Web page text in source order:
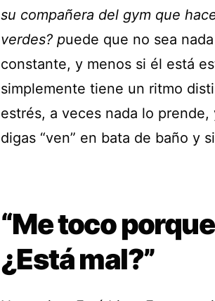
su compañera del gym que
verdes? puede que no sea
constante, y menos si él está
simplemente tiene un ritmo
estrés, a veces nada lo
digas “ven” en bata de baño y
“Me toco
¿Está mal?”